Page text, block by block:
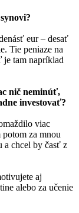
eur – desať
Tie peniaze na
je tam napríklad
nič neminúť,
investovať?
viac
za mnou
a chcel by časť z
aj
alebo za učenie